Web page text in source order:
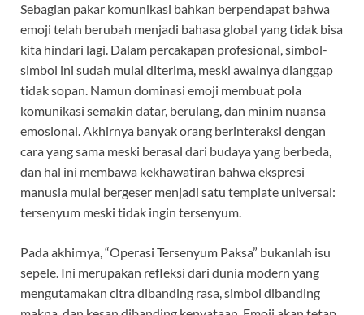
Sebagian pakar komunikasi bahkan berpendapat bahwa
emoji telah berubah menjadi bahasa global yang tidak bisa
kita hindari lagi. Dalam percakapan profesional, simbol-
simbol ini sudah mulai diterima, meski awalnya dianggap
tidak sopan. Namun dominasi emoji membuat pola
komunikasi semakin datar, berulang, dan minim nuansa
emosional. Akhirnya banyak orang berinteraksi dengan
cara yang sama meski berasal dari budaya yang berbeda,
dan hal ini membawa kekhawatiran bahwa ekspresi
manusia mulai bergeser menjadi satu template universal:
tersenyum meski tidak ingin tersenyum.
Pada akhirnya, “Operasi Tersenyum Paksa” bukanlah isu
sepele. Ini merupakan refleksi dari dunia modern yang
mengutamakan citra dibanding rasa, simbol dibanding